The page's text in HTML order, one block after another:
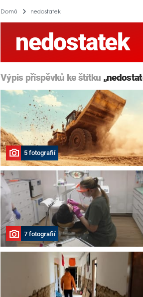
Domů nedostatek
nedostatek
Výpis příspěvků ke štítku
5 fotografií
7 fotografií